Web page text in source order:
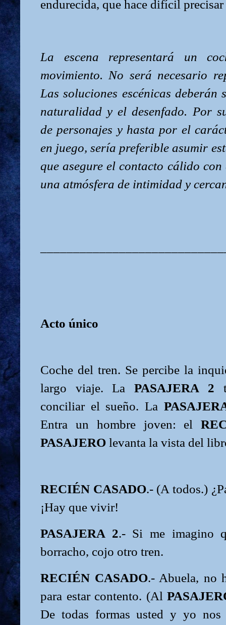
endurecida, que hace difícil precisar
La escena representará un
movimiento. No será necesario
Las soluciones escénicas deberán
naturalidad y el desenfado. Por
de personajes y hasta por el
en juego, sería preferible asumir
que asegure el contacto cálido
una atmósfera de intimidad y
Acto único
Coche del tren. Se percibe la
largo viaje. LaPASAJERA 2
conciliar el sueño. La
Entra un hombre joven: el
PASAJERO levanta la vista del
RECIÉN CASADO.- (A todos.)
¡Hay que vivir!
PASAJERA 2.- Si me imagino
borracho, cojo otro tren.
RECIÉN CASADO.- Abuela, no
para estar contento. (Al
De todas formas usted y yo nos